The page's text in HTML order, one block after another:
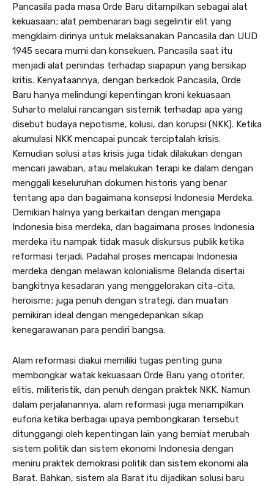
Pancasila pada masa Orde Baru ditampilkan sebagai alat
kekuasaan; alat pembenaran bagi segelintir elit yang
mengklaim dirinya untuk melaksanakan Pancasila dan UUD
1945 secara murni dan konsekuen. Pancasila saat itu
menjadi alat penindas terhadap siapapun yang bersikap
kritis. Kenyataannya, dengan berkedok Pancasila, Orde
Baru hanya melindungi kepentingan kroni kekuasaan
Suharto melalui rancangan sistemik terhadap apa yang
disebut budaya nepotisme, kolusi, dan korupsi (NKK). Ketika
akumulasi NKK mencapai puncak terciptalah krisis.
Kemudian solusi atas krisis juga tidak dilakukan dengan
mencari jawaban, atau melakukan terapi ke dalam dengan
menggali keseluruhan dokumen historis yang benar
tentang apa dan bagaimana konsepsi Indonesia Merdeka.
Demikian halnya yang berkaitan dengan mengapa
Indonesia bisa merdeka, dan bagaimana proses Indonesia
merdeka itu nampak tidak masuk diskursus publik ketika
reformasi terjadi. Padahal proses mencapai Indonesia
merdeka dengan melawan kolonialisme Belanda disertai
bangkitnya kesadaran yang menggelorakan cita-cita,
heroisme; juga penuh dengan strategi, dan muatan
pemikiran ideal dengan mengedepankan sikap
kenegarawanan para pendiri bangsa.
Alam reformasi diakui memiliki tugas penting guna
membongkar watak kekuasaan Orde Baru yang otoriter,
elitis, militeristik, dan penuh dengan praktek NKK. Namun
dalam perjalanannya, alam reformasi juga menampilkan
euforia ketika berbagai upaya pembongkaran tersebut
ditunggangi oleh kepentingan lain yang berniat merubah
sistem politik dan sistem ekonomi Indonesia dengan
meniru praktek demokrasi politik dan sistem ekonomi ala
Barat. Bahkan, sistem ala Barat itu dijadikan solusi baru